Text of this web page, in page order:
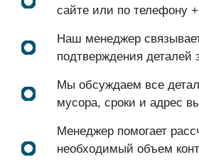
сайте или по телефону
Наш менеджер
подтверждения деталей
Мы обсуждаем все
мусора, сроки и адрес
Менеджер помогает
необходимый объем